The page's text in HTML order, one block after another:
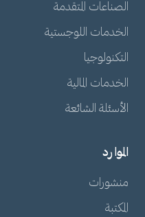
الصناعات المتقدمة
الخدمات اللوجستية
التكنولوجيا
الخدمات المالية
الأسئلة الشائعة
الموارد
منشورات
المكتبة